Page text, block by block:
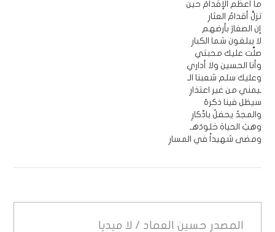
ما أعظم الإقدامَ حين
تزلُّ أقدامُ العثارِ
إن الصغارَ بأرضهم
لا يبلغون سَما الكبارِ
صلَّت عليك محبتي
وأنا الحسين ولا أداري
وعليك سلم شعبنا الـ
ـيمني من غير اعتذارِ
سيظل فينا ذكرهُ
والمجدُ يحفلُ بادِّكارِ
وهبَ الحياة خلودَهـ
ومضى شهيداً في المسارِ
المصدر حسين العماد / لا ميديا